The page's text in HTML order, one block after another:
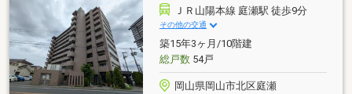
310m)・アリオ倉敷 徒歩4分(約300m)・倉敷市立万寿
小学校 徒歩10分(約740m)■ ご希望の住まい探しをお手
伝いします ━━━━━・・・物件の詳細・ご相談はお
気軽にお問い合わせください。
ＪＲ山陽本線 庭瀬駅 徒歩9分
その他の交通
築15年3ヶ月/10階建
総戸数54戸
岡山県岡山市北区庭瀬